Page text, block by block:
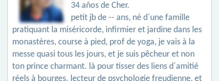
34 años de Cher.
petit jb de -- ans, né d´une famille
pratiquant la miséricorde, infirmier et jardine dans les
monastères, course à pied, prof de yoga, je vais à la
messe quasi tous les jours, et je suis pêcheur et non
ton prince charmant. là pour tisser des liens d´amitié
réels à bourges. lecteur de psychologie freudienne, et